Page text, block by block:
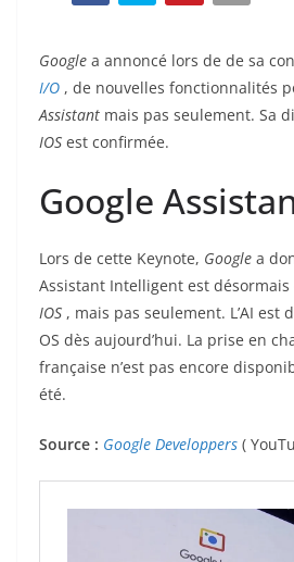
Google a annoncé lors de de sa
I/O , de nouvelles fonctionnalités
Assistant mais pas seulement. Sa
IOS est confirmée.
Google
Lors de cette Keynote, Google a
Assistant Intelligent est désormais
IOS , mais pas seulement. L’AI est
OS dès aujourd’hui. La prise en
française n’est pas encore
été.
Source : Google Developpers (